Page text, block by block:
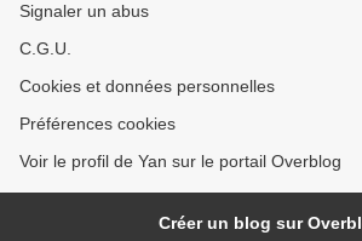
Signaler un abus
C.G.U.
Cookies et données personnelles
Préférences cookies
Voir le profil de Yan sur le portail Overblog
Créer un blog sur